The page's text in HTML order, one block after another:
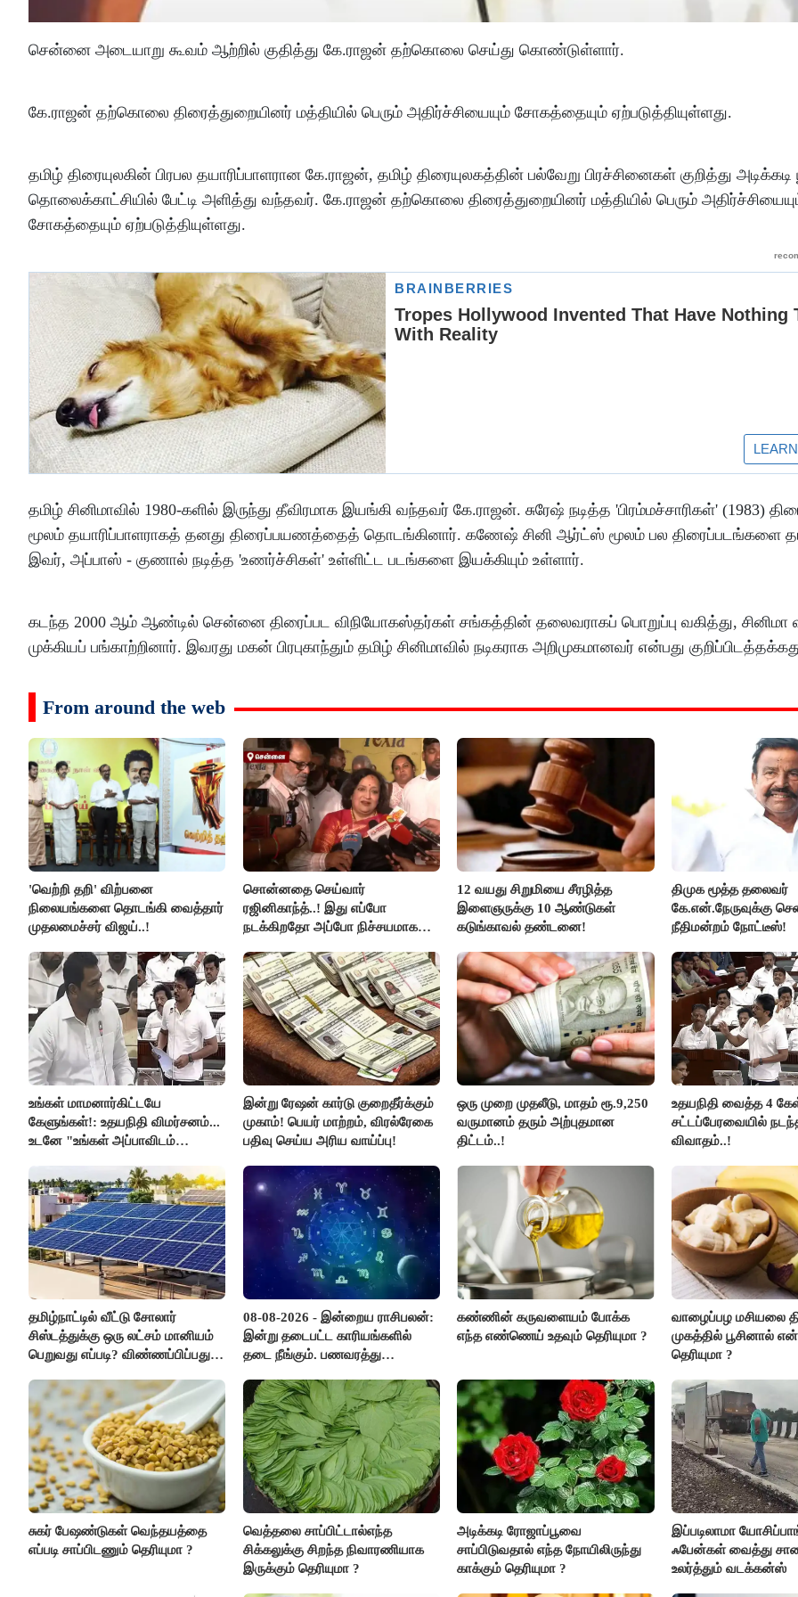
சென்னை அடையாறு கூவம் ஆற்றில் குதித்து கே.ராஜன் தற்கொலை செய்து கொண்டுள்ளார்.
கே.ராஜன் தற்கொலை திரைத்துறையினர் மத்தியில் பெரும் அதிர்ச்சியையும் சோகத்தையும் ஏற்படுத்தியுள்ளது.
தமிழ் திரையுலகின் பிரபல தயாரிப்பாளரான கே.ராஜன், தமிழ் திரையுலகத்தின் பல்வேறு பிரச்சினைகள் குறித்து அடிக்கடி
தொலைக்காட்சியில் பேட்டி அளித்து வந்தவர். கே.ராஜன் தற்கொலை திரைத்துறையினர் மத்தியில் பெரும்
சோகத்தையும் ஏற்படுத்தியுள்ளது.
தமிழ் சினிமாவில் 1980-களில் இருந்து தீவிரமாக இயங்கி வந்தவர் கே.ராஜன். சுரேஷ் நடித்த 'பிரம்மச்சாரிகள்' (1983)
மூலம் தயாரிப்பாளராகத் தனது திரைப்பயணத்தைத் தொடங்கினார். கணேஷ் சினி ஆர்ட்ஸ் மூலம் பல திரைப்படங்களை
இவர், அப்பாஸ் - குணால் நடித்த 'உணர்ச்சிகள்' உள்ளிட்ட படங்களை இயக்கியும் உள்ளார்.
கடந்த 2000 ஆம் ஆண்டில் சென்னை திரைப்பட விநியோகஸ்தர்கள் சங்கத்தின் தலைவராகப் பொறுப்பு வகித்து, சினிமா
முக்கியப் பங்காற்றினார். இவரது மகன் பிரபுகாந்தும் தமிழ் சினிமாவில் நடிகராக அறிமுகமானவர் என்பது
From around the web
'வெற்றி தறி' விற்பனை
நிலையங்களை தொடங்கி வைத்தார்
முதலமைச்சர் விஜய்..!
சொன்னதை செய்வார்
ரஜினிகாந்த்..! இது எப்போ
நடக்கிறதோ அப்போ நிச்சயமாக
ரஜினிகாந்த்..!
12 வயது சிறுமியை சீரழித்த
இளைஞருக்கு 10 ஆண்டுகள்
கடுங்காவல் தண்டனை!
திமுக மூத்த தலைவர்
கே.என்.நேருவுக்கு
நீதிமன்றம் நோட்டீஸ்!
உங்கள் மாமனார்கிட்டயே
கேளுங்கள்!: உதயநிதி விமர்சனம்...
உடனே "உங்கள் அப்பாவிடம்
பதிலடி!
இன்று ரேஷன் கார்டு குறைதீர்க்கும்
முகாம்! பெயர் மாற்றம், விரல்ரேகை
பதிவு செய்ய அரிய வாய்ப்பு!
ஒரு முறை முதலீடு, மாதம் ரூ.9,250
வருமானம் தரும் அற்புதமான
திட்டம்..!
உதயநிதி வைத்த 4
சட்டப்பேரவையில்
விவாதம்..!
தமிழ்நாட்டில் வீட்டு சோலார்
சிஸ்டத்துக்கு ஒரு லட்சம் மானியம்
பெறுவது எப்படி? விண்ணப்பிப்பது
08-08-2026 - இன்றைய ராசிபலன்:
இன்று தடைபட்ட காரியங்களில்
தடை நீங்கும். பணவரத்து
எண்ணம் அதிகரிக்கும்..!
கண்ணின் கருவளையம் போக்க
எந்த எண்ணெய் உதவும் தெரியுமா ?
வாழைப்பழ மசியலை
முகத்தில் பூசினால்
தெரியுமா ?
சுகர் பேஷண்டுகள் வெந்தயத்தை
எப்படி சாப்பிடணும் தெரியுமா ?
வெத்தலை சாப்பிட்டால்எந்த
சிக்கலுக்கு சிறந்த நிவாரணியாக
இருக்கும் தெரியுமா ?
அடிக்கடி ரோஜாப்பூவை
சாப்பிடுவதால் எந்த நோயிலிருந்து
காக்கும் தெரியுமா ?
இப்படிலாமா
ஃபேன்கள் வைத்து
உலர்த்தும் வடக்கன்ஸ்